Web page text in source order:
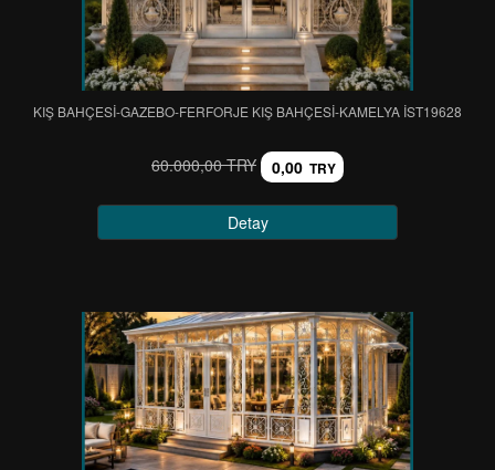
KIŞ BAHÇESİ-GAZEBO-FERFORJE KIŞ BAHÇESİ-KAMELYA IST19628
60.000,00 TRY 0,00 TRY
Detay